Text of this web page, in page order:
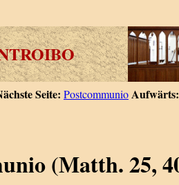
Seite: PostcommunioAufwärts:
(Matth. 25,